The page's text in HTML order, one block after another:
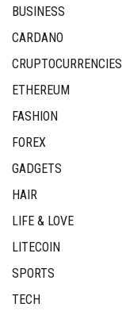
BUSINESS
CARDANO
CRUPTOCURRENCIES
ETHEREUM
FASHION
FOREX
GADGETS
HAIR
LIFE & LOVE
LITECOIN
SPORTS
TECH